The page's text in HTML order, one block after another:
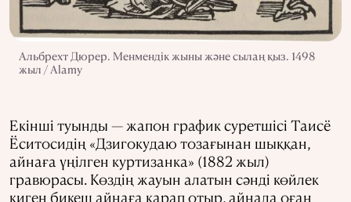
Альбрехт Дюрер. Менмендік жыны және сылаң қыз. 1498
жыл / Alamy
Екінші туынды — жапон график суретшісі Таисё
Ёситосидің «Дзигокудаю тозағынан шыққан,
айнаға үңілген куртизанка» (1882 жыл)
гравюрасы. Көздің жауын алатын сәнді көйлек
киген бикеш айнаға қарап отыр, айнада оған